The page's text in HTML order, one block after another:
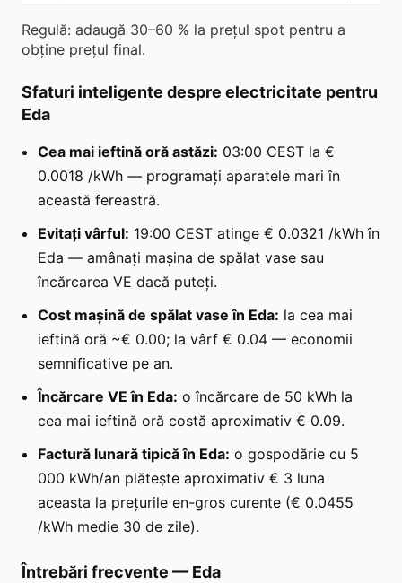
Regulă: adaugă 30–60 % la prețul spot pentru a
obține prețul final.
Sfaturi inteligente despre electricitate pentru
Eda
Cea mai ieftină oră astăzi: 03:00 CEST la €
0.0018 /kWh — programați aparatele mari în
această fereastră.
Evitați vârful: 19:00 CEST atinge € 0.0321 /kWh în
Eda — amânați mașina de spălat vase sau
încărcarea VE dacă puteți.
Cost mașină de spălat vase în Eda: la cea mai
ieftină oră ~€ 0.00; la vârf € 0.04 — economii
semnificative pe an.
Încărcare VE în Eda: o încărcare de 50 kWh la
cea mai ieftină oră costă aproximativ € 0.09.
Factură lunară tipică în Eda: o gospodărie cu 5
000 kWh/an plătește aproximativ € 3 luna
aceasta la prețurile en-gros curente (€ 0.0455
/kWh medie 30 de zile).
Întrebări frecvente — Eda